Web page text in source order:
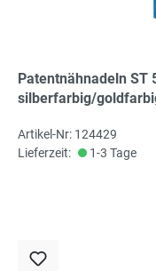
Patentnähnadeln ST
silberfarbig/
Artikel-Nr: 124429
Lieferzeit:
1-3 Tage